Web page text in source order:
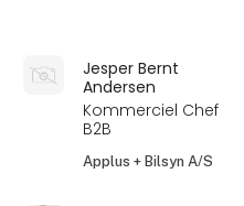
Jesper Bernt
Andersen
Kommerciel Chef
B2B
Applus + Bilsyn A/S